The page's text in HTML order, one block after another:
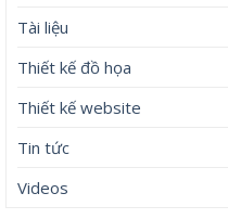
Tài liệu
Thiết kế đồ họa
Thiết kế website
Tin tức
Videos